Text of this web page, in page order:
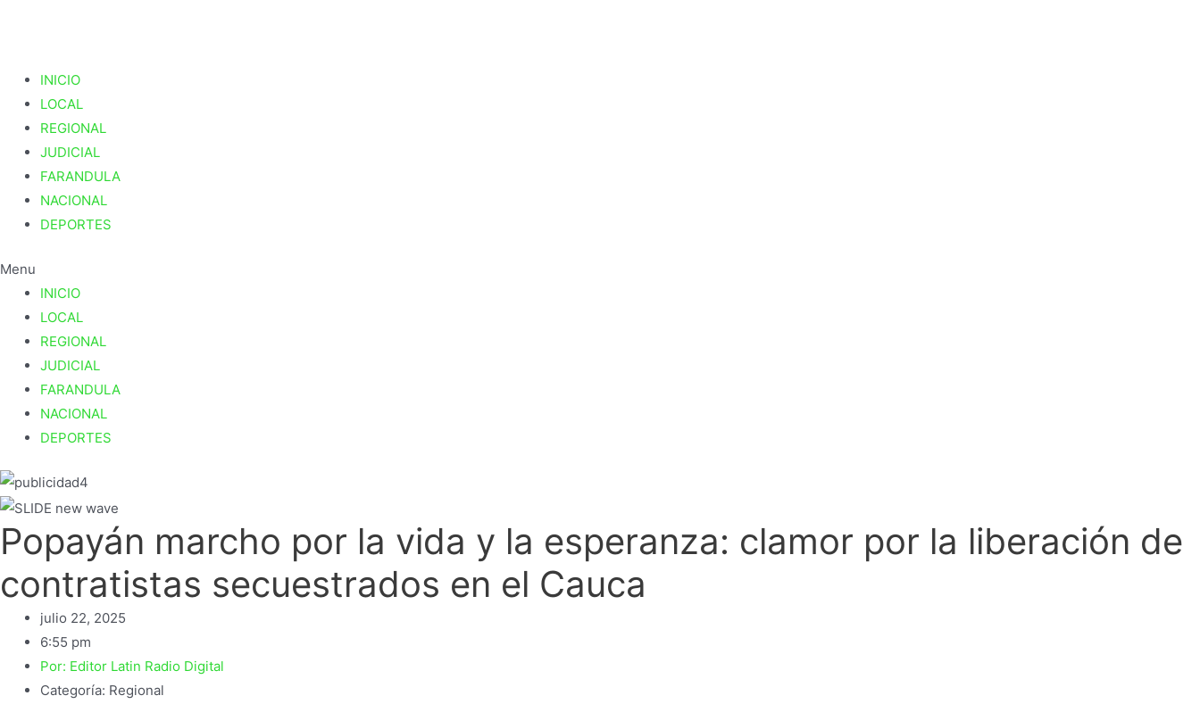
INICIO
LOCAL
REGIONAL
JUDICIAL
FARANDULA
NACIONAL
DEPORTES
Menu
INICIO
LOCAL
REGIONAL
JUDICIAL
FARANDULA
NACIONAL
DEPORTES
Popayán marcho por la vida y la esperanza: clamor por la liberación de
contratistas secuestrados en el Cauca
julio 22, 2025
6:55 pm
Por: Editor Latin Radio Digital
Categoría: Regional